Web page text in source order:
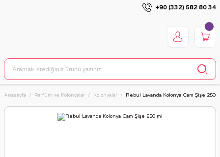
+90 (332) 582 80 34
Anasayfa Parfüm ve Kolonyalar Kolonyalar Rebul Lavanda Kolonya Cam Şişe 250